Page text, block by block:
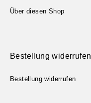
Über diesen Shop
Bestellung widerrufen
Bestellung widerrufen